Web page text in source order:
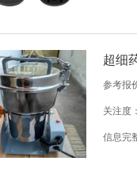
超细
参考报
关注度
信息完